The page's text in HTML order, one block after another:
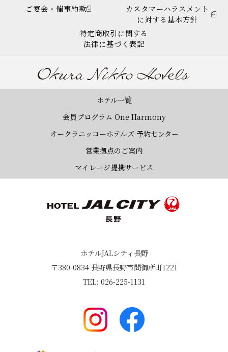
ご宴会・催事約款
カスタマーハラスメント
に対する基本方針
特定商取引に関する
法律に基づく表記
ホテル一覧
会員プログラム One Harmony
オークラニッコーホテルズ 予約センター
営業拠点のご案内
マイレージ提携サービス
ホテルJALシティ長野
〒380-0834 長野県長野市問御所町1221
TEL: 026-225-1131